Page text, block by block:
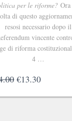
per le riforme?
di questo
resosi necessario dopo il
vincente
di riforma
4 …
Il
originale
€13.30Il
attuale